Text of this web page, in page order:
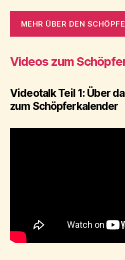
MEHR ÜBER DEN
Videos zum
Videotalk Teil 1: Über
zum Schöpferkalender